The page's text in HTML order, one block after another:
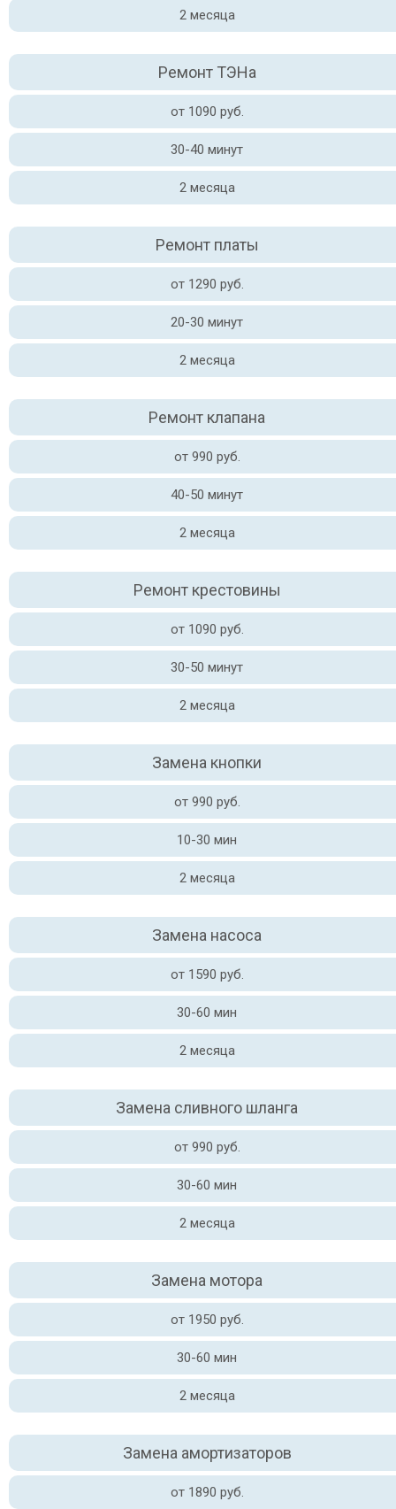
2 месяца
Ремонт ТЭНа
от 1090 руб.
30-40 минут
2 месяца
Ремонт платы
от 1290 руб.
20-30 минут
2 месяца
Ремонт клапана
от 990 руб.
40-50 минут
2 месяца
Ремонт крестовины
от 1090 руб.
30-50 минут
2 месяца
Замена кнопки
от 990 руб.
10-30 мин
2 месяца
Замена насоса
от 1590 руб.
30-60 мин
2 месяца
Замена сливного шланга
от 990 руб.
30-60 мин
2 месяца
Замена мотора
от 1950 руб.
30-60 мин
2 месяца
Замена амортизаторов
от 1890 руб.